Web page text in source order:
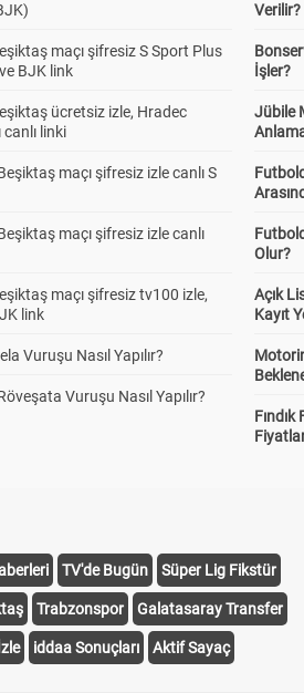
maçı şifresiz S Sport Plus
BJK link
ücretsiz izle, Hradec
linki
maçı şifresiz izle canlı S
maçı şifresiz izle canlı
maçı şifresiz tv100 izle,
link
Vuruşu Nasıl Yapılır?
Vuruşu Nasıl Yapılır?
Verilir?
İşler?
Jübile
Olur?
Açık
Kayıt
Fındık
TV'de Bugün Süper Lig Fikstür
Trabzonspor Galatasaray Transfer
iddaa Sonuçları Aktif Sayaç